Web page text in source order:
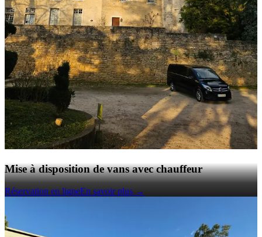
Mise à disposition de vans avec chauffeur
Réservation en ligneEn savoir plus →